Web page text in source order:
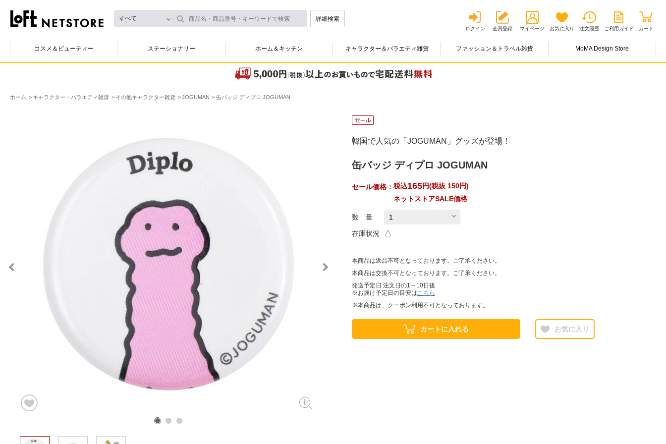
すべて 詳細検索
ログイン 会員登録 マイページ お気に入り 注文履歴 ご利用ガイド カート
コスメ＆ビューティー ステーショナリー ホーム＆キッチン キャラクター＆バラエティ雑貨 ファッション＆トラベル雑貨 MoMA Design Store
ホーム キャラクター・バラエティ雑貨 その他キャラクター雑貨 JOGUMAN 缶バッジ ディプロ JOGUMAN
韓国で人気の「JOGUMAN」グッズが登場！
缶バッジ ディプロ JOGUMAN
セール価格： 税込165円(税抜 150円)
ネットストアSALE価格
数 量
在庫状況 △
本商品は返品不可となっております。ご了承ください。
本商品は交換不可となっております。ご了承ください。
発送予定日 注文日の1～10日後
※お届け予定日の目安はこちら
※本商品は、クーポン利用不可となっております。
カートに入れる お気に入り